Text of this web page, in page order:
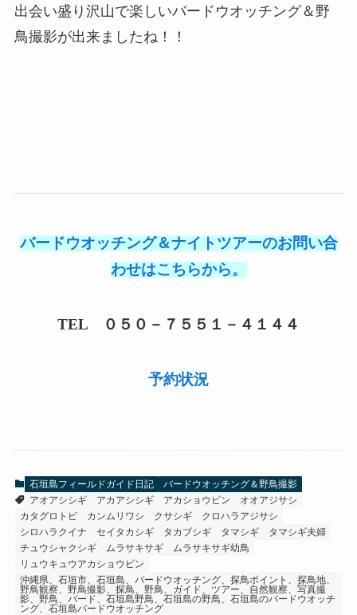
出会い盛り沢山で楽しいバードウオッチング＆野
鳥撮影が出来ましたね！！
バードウオッチング＆ナイトツアーのお問い合
わせはこちらから。
TEL ０５０－７５５１－４１４４
予約状況
石垣島フィールドガイド日記
バードウオッチング＆野鳥撮影
アオアシシギ
アカアシシギ アカショウビン
オオアジサシ
カタグロトビ
カンムリワシ クサシギ
クロハラアジサシ
シロハラクイナ
セイタカシギ タカブシギ タマシギ
タマシギ夫婦
チュウシャクシギ
ムラサキサギ
ムラサキサギ幼鳥
リュウキュウアカショウビン
沖縄県、石垣市、石垣島、バードウオッチング、探鳥ポイント、探鳥地、
野鳥観察、野鳥撮影、探鳥、野鳥、ガイド、ツアー、自然観察、写真撮
影、野鳥、バード、石垣島野鳥、石垣島の野鳥、石垣島のバードウオッチ
ング、石垣島バードウオッチング